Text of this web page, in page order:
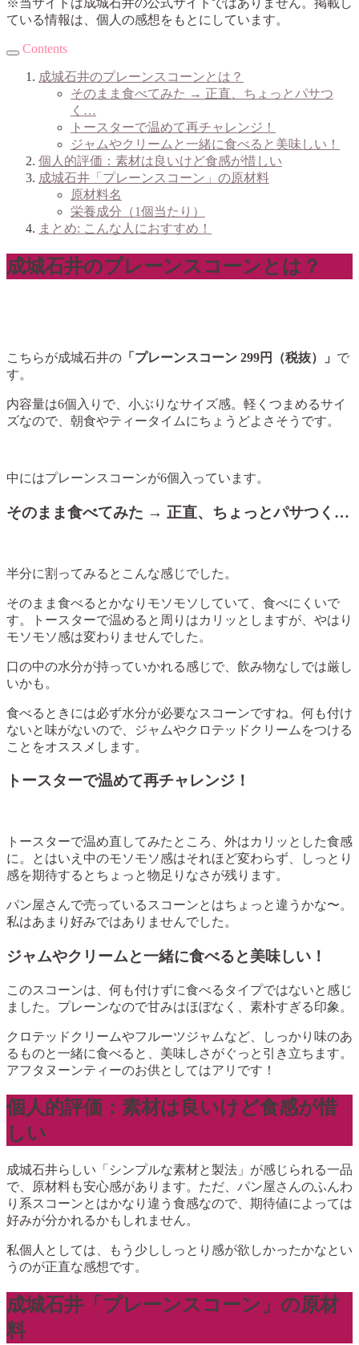
※当サイトは成城石井の公式サイトではありません。掲載し
ている情報は、個人の感想をもとにしています。
Contents
成城石井のプレーンスコーンとは？
そのまま食べてみた → 正直、ちょっとパサつ
く…
トースターで温めて再チャレンジ！
ジャムやクリームと一緒に食べると美味しい！
個人的評価：素材は良いけど食感が惜しい
成城石井「プレーンスコーン」の原材料
原材料名
栄養成分（1個当たり）
まとめ: こんな人におすすめ！
成城石井のプレーンスコーンとは？
こちらが成城石井の 「プレーンスコーン 299円（税抜）」 で
す。
内容量は6個入りで、小ぶりなサイズ感。軽くつまめるサイ
ズなので、朝食やティータイムにちょうどよさそうです。
中にはプレーンスコーンが6個入っています。
そのまま食べてみた → 正直、ちょっとパサつく…
半分に割ってみるとこんな感じでした。
そのまま食べるとかなりモソモソしていて、食べにくいで
す。トースターで温めると周りはカリッとしますが、やはり
モソモソ感は変わりませんでした。
口の中の水分が持っていかれる感じで、飲み物なしでは厳し
いかも。
食べるときには必ず水分が必要なスコーンですね。何も付け
ないと味がないので、ジャムやクロテッドクリームをつける
ことをオススメします。
トースターで温めて再チャレンジ！
トースターで温め直してみたところ、外はカリッとした食感
に。とはいえ中のモソモソ感はそれほど変わらず、しっとり
感を期待するとちょっと物足りなさが残ります。
パン屋さんで売っているスコーンとはちょっと違うかな〜。
私はあまり好みではありませんでした。
ジャムやクリームと一緒に食べると美味しい！
このスコーンは、何も付けずに食べるタイプではないと感じ
ました。プレーンなので甘みはほぼなく、素朴すぎる印象。
クロテッドクリームやフルーツジャムなど、しっかり味のあ
るものと一緒に食べると、美味しさがぐっと引き立ちます。
アフタヌーンティーのお供としてはアリです！
個人的評価：素材は良いけど食感が惜
しい
成城石井らしい「シンプルな素材と製法」が感じられる一品
で、原材料も安心感があります。ただ、パン屋さんのふんわ
り系スコーンとはかなり違う食感なので、期待値によっては
好みが分かれるかもしれません。
私個人としては、もう少ししっとり感が欲しかったかなとい
うのが正直な感想です。
成城石井「プレーンスコーン」の原材
料